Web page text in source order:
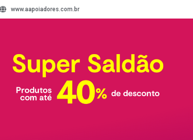
www.aapoiadores.com.br